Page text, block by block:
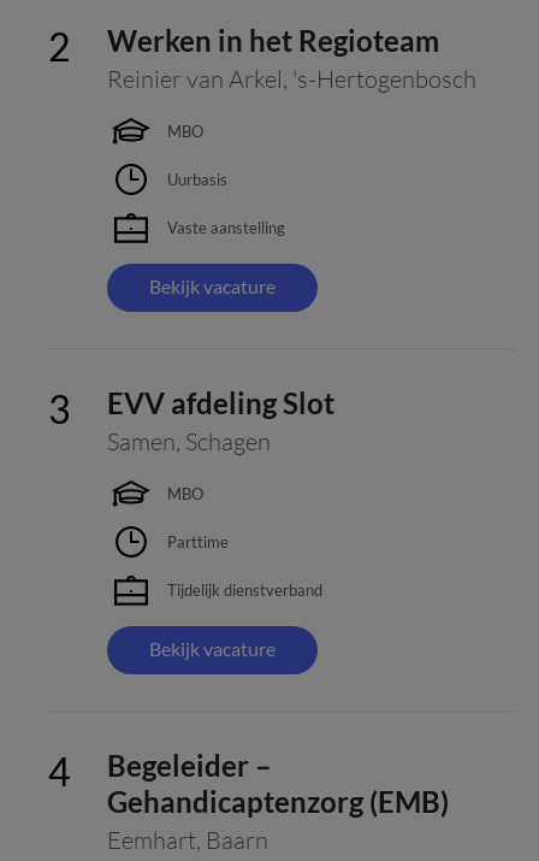
Werken in het Regioteam
Reinier van Arkel, 's-Hertogenbosch
MBO
Uurbasis
Vaste aanstelling
Bekijk vacature
EVV afdeling Slot
Samen, Schagen
MBO
Parttime
Tijdelijk dienstverband
Bekijk vacature
Begeleider –
Gehandicaptenzorg (EMB)
Eemhart, Baarn